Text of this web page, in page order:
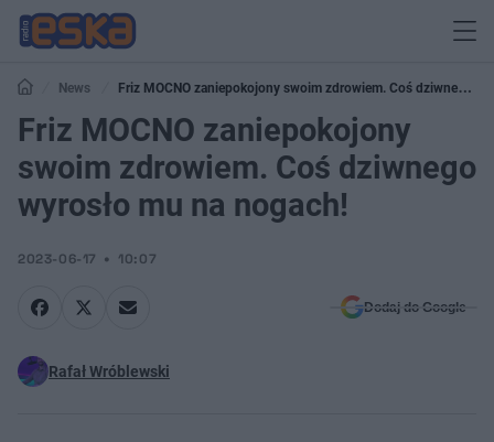
News
Friz MOCNO zaniepokojony swoim zdrowiem. Coś dziwnego
wyrosło mu na nogach!
Friz MOCNO zaniepokojony
swoim zdrowiem. Coś dziwnego
wyrosło mu na nogach!
2023-06-17 10:07
Dodaj do Google
Rafał Wróblewski